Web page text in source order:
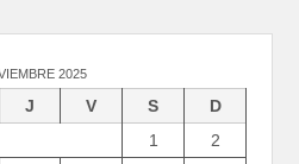
2025
J V S
D
1
2